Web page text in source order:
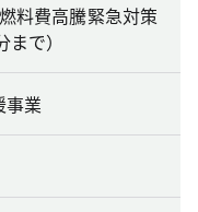
料費高騰緊急対策
で）
事業